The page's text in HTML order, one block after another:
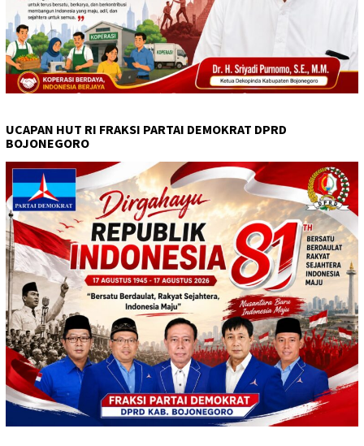
UCAPAN HUT RI FRAKSI PARTAI DEMOKRAT DPRD
BOJONEGORO